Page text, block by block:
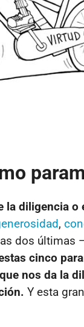
la diligencia o
,
dos últimas
cinco
nos da la
Y esta